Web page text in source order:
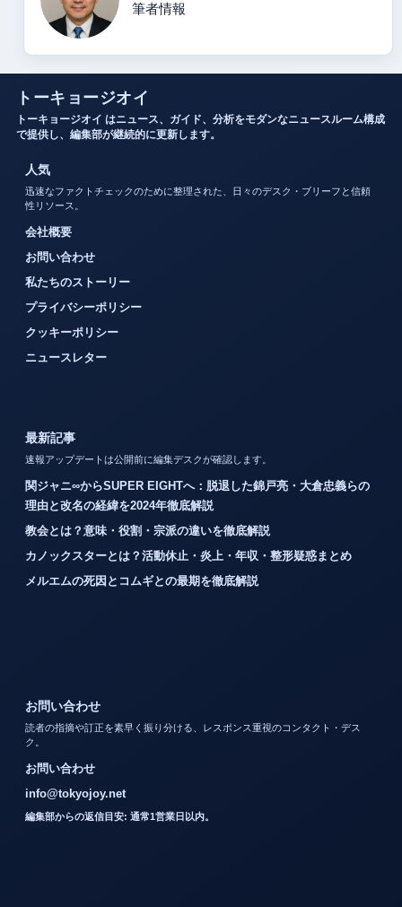
筆者情報
トーキョージオイ
トーキョージオイ はニュース、ガイド、分析をモダンなニュースルーム構成
で提供し、編集部が継続的に更新します。
人気
迅速なファクトチェックのために整理された、日々のデスク・ブリーフと信頼
性リソース。
会社概要
お問い合わせ
私たちのストーリー
プライバシーポリシー
クッキーポリシー
ニュースレター
最新記事
速報アップデートは公開前に編集デスクが確認します。
関ジャニ∞からSUPER EIGHTへ：脱退した錦戸亮・大倉忠義らの
理由と改名の経緯を2024年徹底解説
教会とは？意味・役割・宗派の違いを徹底解説
カノックスターとは？活動休止・炎上・年収・整形疑惑まとめ
メルエムの死因とコムギとの最期を徹底解説
お問い合わせ
読者の指摘や訂正を素早く振り分ける、レスポンス重視のコンタクト・デス
ク。
お問い合わせ
info@tokyojoy.net
編集部からの返信目安: 通常1営業日以内。